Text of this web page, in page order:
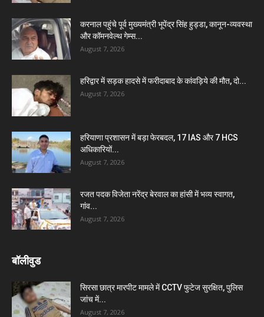
करनाल पहुंचे पूर्व मुख्यमंत्री भूपेंद्र सिंह हुड्डा, कानून-व्यवस्था
और कॉमनवेल्थ गेम्स...
August 7, 2026
हरिद्वार में सड़क हादसे में फरीदाबाद के कांवड़िये की मौत, दो...
August 7, 2026
हरियाणा प्रशासन में बड़ा फेरबदल, 17 IAS और 7 HCS
अधिकारियों...
August 7, 2026
रजत पदक विजेता नरेंद्र बेरवाल का हांसी में भव्य स्वागत,
गांव...
August 7, 2026
बॉलीवुड
सिरसा छात्र मारपीट मामले में CCTV फुटेज सुरक्षित, पुलिस
जांच में...
August 7, 2026